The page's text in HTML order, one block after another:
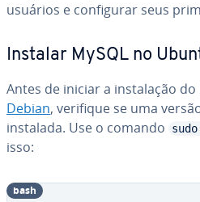
usuários e con­fi­gu­rar seus
Instalar MySQL no
Antes de iniciar a ins­ta­la­ção
Debian, verifique se uma
instalada. Use o comando
isso:
bash